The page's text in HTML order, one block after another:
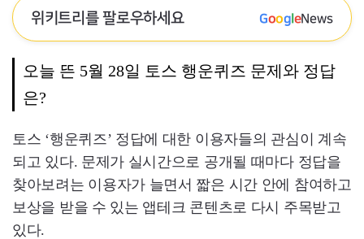
위키트리를 팔로우하세요 GoogleNews
오늘 뜬 5월 28일 토스 행운퀴즈 문제와 정답
은?
토스 ‘행운퀴즈’ 정답에 대한 이용자들의 관심이 계속
되고 있다. 문제가 실시간으로 공개될 때마다 정답을
찾아보려는 이용자가 늘면서 짧은 시간 안에 참여하고
보상을 받을 수 있는 앱테크 콘텐츠로 다시 주목받고
있다.